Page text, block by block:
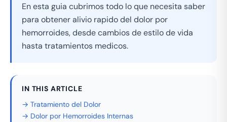
En esta guia cubrimos todo lo que necesita saber
para obtener alivio rapido del dolor por
hemorroides, desde cambios de estilo de vida
hasta tratamientos medicos.
IN THIS ARTICLE
→ Tratamiento del Dolor
→ Dolor por Hemorroides Internas